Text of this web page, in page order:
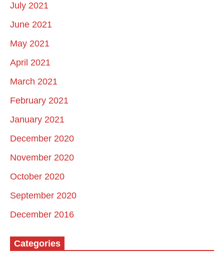
July 2021
June 2021
May 2021
April 2021
March 2021
February 2021
January 2021
December 2020
November 2020
October 2020
September 2020
December 2016
Categories